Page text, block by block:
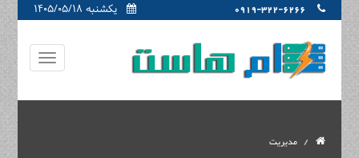
یکشنبه ۱۴۰۵/۰۵/۱۸ 0919-322-6266
مدیریت